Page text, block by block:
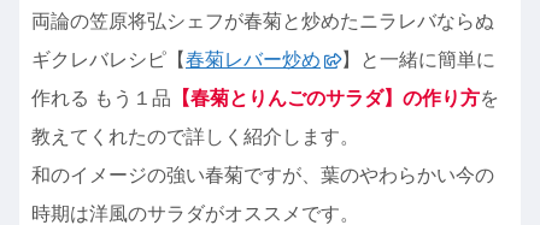
両論の笠原将弘シェフが春菊と炒めたニラレバならぬ
ギクレバレシピ【春菊レバー炒め
】と一緒に簡単に
作れる もう１品 【春菊とりんごのサラダ】の作り方を
教えてくれたので詳しく紹介します。
和のイメージの強い春菊ですが、葉のやわらかい今の
時期は洋風のサラダがオススメです。